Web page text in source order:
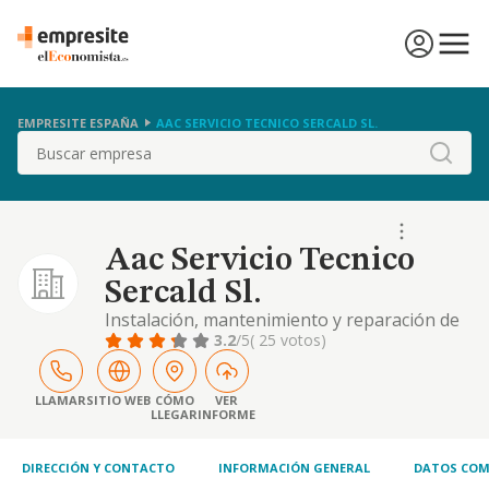
EMPRESITE ESPAÑA AAC SERVICIO TECNICO SERCALD SL.
Buscar
Aac Servicio Tecnico
Sercald Sl.
Instalación, mantenimiento y reparación de
calefacción, climatización y acs, siendo esta
su actividad principal. instalación,
mantenimiento y reparación de trabajos de
fontanería, gas, electricidad, frío industrial,
albañilería y oficios de la construcción.
3.2/5( 25 votos)
LLAMARSITIO WEB CÓMO
LLEGAR
VER
INFORME
DIRECCIÓN Y CONTACTO INFORMACIÓN GENERAL DATOS